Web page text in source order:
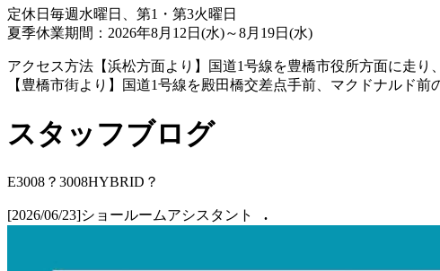
定休日 毎週水曜日、第1・第3火曜日
夏季休業期間：2026年8月12日(水)～8月19日(水)
アクセス方法 【浜松方面より】国道1号線を豊橋市役所方面に走
【豊橋市街より】国道1号線を殿田橋交差点手前、マクドナルド
スタッフブログ
E3008？3008HYBRID？
[2026/06/23]ショールームアシスタント .